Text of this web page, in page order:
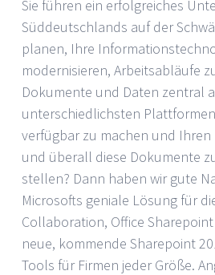
Sie führen ein erfolgreiches
Süddeutschlands auf der
planen, Ihre
modernisieren, Arbeitsabläufe
Dokumente und Daten zentral
unterschiedlichsten
verfügbar zu machen und
und überall diese Dokumente
stellen? Dann haben wir gute
Microsofts geniale Lösung für
Collaboration, Office
neue, kommende Sharepoint
Tools für Firmen jeder Größe.